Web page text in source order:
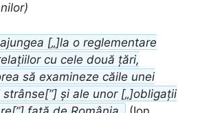
[„]la o reglementare
cu cele două țări,
să examineze căile unei
și ale unor [„]obligații